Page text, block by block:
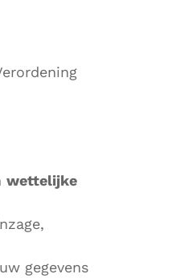
wettelijke
gegevens